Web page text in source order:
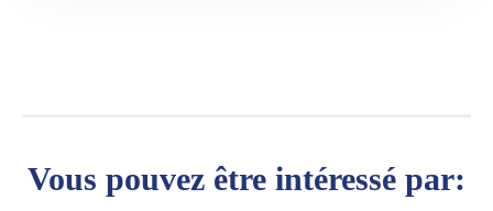
Vous pouvez être intéressé par: